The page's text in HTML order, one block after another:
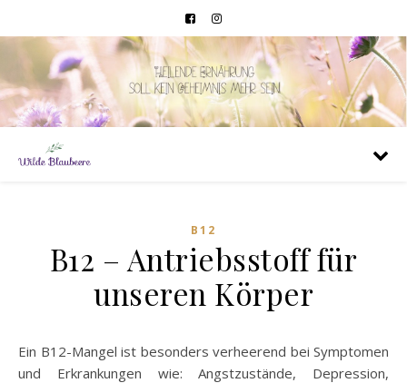
B12
B12 – Antriebsstoff für
unseren Körper
Ein B12-Mangel ist besonders verheerend bei Symptomen
und Erkrankungen wie: Angstzustände, Depression,